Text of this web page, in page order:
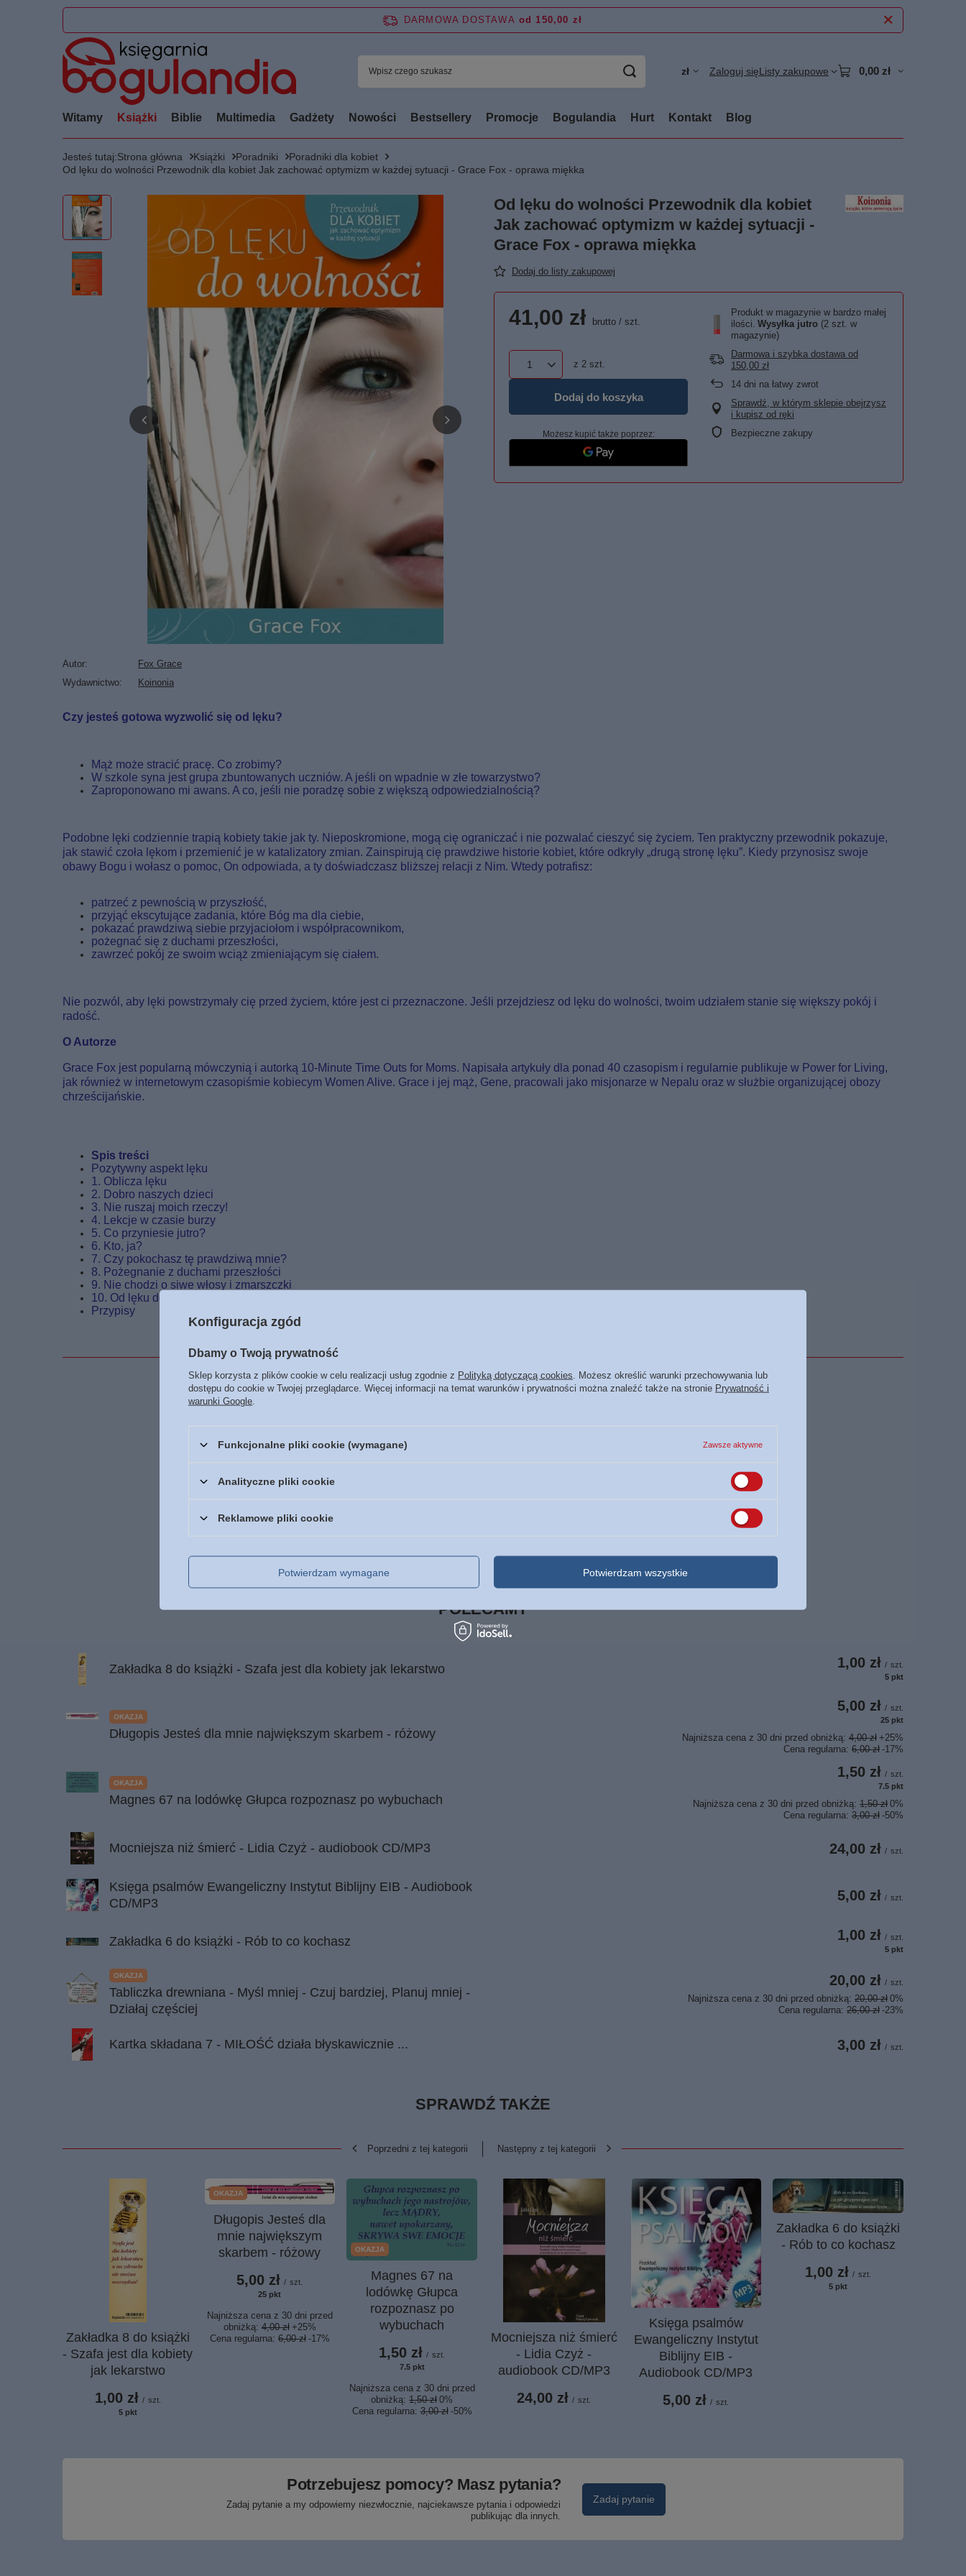
DARMOWA DOSTAWA od 150,00 zł
zł Zaloguj sięListy zakupowe 0,00 zł
Witamy Książki Biblie Multimedia Gadżety Nowości Bestsellery Promocje Bogulandia Hurt Kontakt Blog
Jesteś tutaj:Strona główna Książki Poradniki
Poradniki dla kobiet
Od lęku do wolności Przewodnik dla kobiet Jak zachować optymizm w każdej sytuacji - Grace Fox - oprawa miękka
Od lęku do wolności Przewodnik dla kobiet
Jak zachować optymizm w każdej sytuacji -
Grace Fox - oprawa miękka
Dodaj do listy zakupowej
41,00 zł brutto / szt.
z 2 szt.
Dodaj do koszyka
Możesz kupić także poprzez:
Produkt w magazynie w bardzo małej
ilości Wysyłka jutro (2 szt. w
magazynie)
Darmowa i szybka dostawa od
150,00 zł
14 dni na łatwy zwrot
Sprawdź, w którym sklepie obejrzysz
i kupisz od ręki
Bezpieczne zakupy
Autor
Fox Grace
Wydawnictwo
Koinonia
Czy jesteś gotowa wyzwolić się od lęku?
Mąż może stracić pracę. Co zrobimy?
W szkole syna jest grupa zbuntowanych uczniów. A jeśli on wpadnie w złe towarzystwo?
Zaproponowano mi awans. A co, jeśli nie poradzę sobie z większą odpowiedzialnością?
Podobne lęki codziennie trapią kobiety takie jak ty. Nieposkromione, mogą cię ograniczać i nie pozwalać cieszyć się życiem. Ten praktyczny przewodnik pokazuje,
jak stawić czoła lękom i przemienić je w katalizatory zmian. Zainspirują cię prawdziwe historie kobiet, które odkryły „drugą stronę lęku”. Kiedy przynosisz swoje
obawy Bogu i wołasz o pomoc, On odpowiada, a ty doświadczasz bliższej relacji z Nim. Wtedy potrafisz:
patrzeć z pewnością w przyszłość,
przyjąć ekscytujące zadania, które Bóg ma dla ciebie,
pokazać prawdziwą siebie przyjaciołom i współpracownikom,
pożegnać się z duchami przeszłości,
zawrzeć pokój ze swoim wciąż zmieniającym się ciałem.
Nie pozwól, aby lęki powstrzymały cię przed życiem, które jest ci przeznaczone. Jeśli przejdziesz od lęku do wolności, twoim udziałem stanie się większy pokój i
radość.
O Autorze
Grace Fox jest popularną mówczynią i autorką 10-Minute Time Outs for Moms. Napisała artykuły dla ponad 40 czasopism i regularnie publikuje w Power for Living,
jak również w internetowym czasopiśmie kobiecym Women Alive. Grace i jej mąż, Gene, pracowali jako misjonarze w Nepalu oraz w służbie organizującej obozy
chrześcijańskie.
Spis treści
Pozytywny aspekt lęku
1. Oblicza lęku
2. Dobro naszych dzieci
3. Nie ruszaj moich rzeczy!
4. Lekcje w czasie burzy
5. Co przyniesie jutro?
6. Kto, ja?
7. Czy pokochasz tę prawdziwą mnie?
8. Pożegnanie z duchami przeszłości
9. Nie chodzi o siwe włosy i zmarszczki
10. Od lęku do wiary
Przypisy
Marka Koinonia
Podmiot odpowiedzialny za ten produkt na terenie UE
Język polski
POLECAMY
Zakładka 8 do książki - Szafa jest dla kobiety jak lekarstwo 1,00 zł / szt.
5 pkt
OKAZJA
Długopis Jesteś dla mnie największym skarbem - różowy
5,00 zł / szt.
25 pkt
Najniższa cena z 30 dni przed obniżką: 4,00 zł +25%
Cena regularna: 6,00 zł -17%
OKAZJA
Magnes 67 na lodówkę Głupca rozpoznasz po wybuchach
1,50 zł / szt.
7.5 pkt
Najniższa cena z 30 dni przed obniżką: 1,50 zł 0%
Cena regularna: 3,00 zł -50%
Mocniejsza niż śmierć - Lidia Czyż - audiobook CD/MP3 24,00 zł / szt.
Księga psalmów Ewangeliczny Instytut Biblijny EIB - Audiobook
CD/MP3
5,00 zł / szt.
Zakładka 6 do książki - Rób to co kochasz 1,00 zł / szt.
5 pkt
OKAZJA
Tabliczka drewniana - Myśl mniej - Czuj bardziej, Planuj mniej -
Działaj częściej
20,00 zł / szt.
Najniższa cena z 30 dni przed obniżką: 20,00 zł 0%
Cena regularna: 26,00 zł -23%
Kartka składana 7 - MIŁOŚĆ działa błyskawicznie ... 3,00 zł / szt.
SPRAWDŹ TAKŻE
Poprzedni z tej kategorii Następny z tej kategorii
Zakładka 8 do książki
- Szafa jest dla kobiety
jak lekarstwo
1,00 zł / szt.
5 pktpunktów
OKAZJA
Długopis Jesteś dla
mnie największym
skarbem - różowy
5,00 zł / szt.
25pkt
Najniższa cena z 30 dni przed
obniżką: 4,00 zł +25%
Cena regularna: 6,00 zł -17%
OKAZJA
Magnes 67 na
lodówkę Głupca
rozpoznasz po
wybuchach
1,50 zł / szt.
7.5 pktpunktów
Najniższa cena z 30 dni przed
obniżką:1,50 zł 0%
Cena regularna:3,00 zł -50%
Mocniejsza niż śmierć
- Lidia Czyż -
audiobook CD/MP3
24,00 zł / szt.
Księga psalmów
Ewangeliczny Instytut
Biblijny EIB -
Audiobook CD/MP3
5,00 zł / szt.
Zakładka 6 do książki
- Rób to co kochasz
1,00 zł / szt.
5pkt
Potrzebujesz pomocy? Masz pytania?
Zadaj pytanie a my odpowiemy niezwłocznie, najciekawsze pytania i odpowiedzi
publikując dla innych.
Zadaj pytanie
Konfiguracja zgód
Dbamy o Twoją prywatność
Sklep korzysta z plików cookie w celu realizacji usług zgodnie z Polityką dotyczącą cookies . Możesz określić warunki przechowywania lub
dostępu do cookie w Twojej przeglądarce. Więcej informacji na temat warunków i prywatności można znaleźć także na stronie Prywatność i
warunki Google
Funkcjonalne pliki cookie (wymagane) Zawsze aktywne
Analityczne pliki cookie
Reklamowe pliki cookie
Potwierdzam wymagane Potwierdzam wszystkie